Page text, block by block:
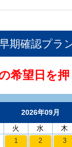
期確認プラ
希望日を
2026年09月
火 水 木
1 2 3